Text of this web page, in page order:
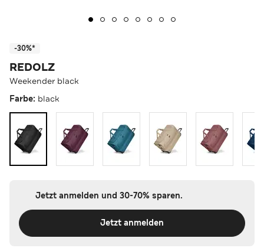
-30%*
REDOLZ
Weekender black
Farbe: black
Jetzt anmelden und 30-70% sparen.
Jetzt anmelden